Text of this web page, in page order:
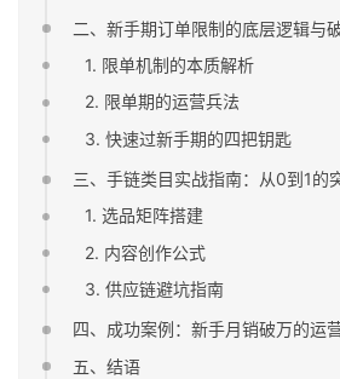
二、新手期订单限制的底层逻辑与
1. 限单机制的本质解析
2. 限单期的运营兵法
3. 快速过新手期的四把钥匙
三、手链类目实战指南：从0到1的
1. 选品矩阵搭建
2. 内容创作公式
3. 供应链避坑指南
四、成功案例：新手月销破万的运
五、结语